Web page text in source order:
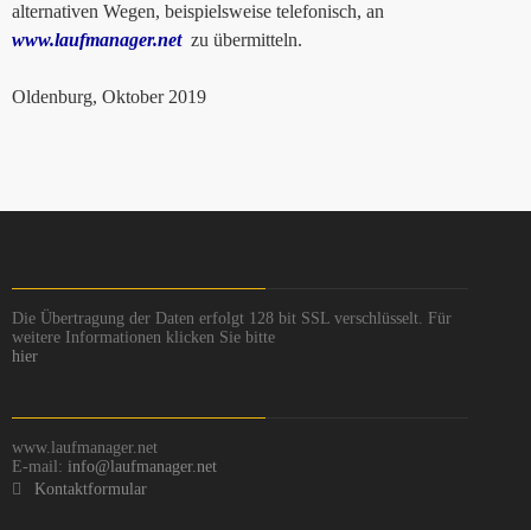
alternativen Wegen, beispielsweise telefonisch, an
www.laufmanager.netzu übermitteln.
Oldenburg, Oktober 2019
Die Übertragung der Daten erfolgt 128 bit SSL verschlüsselt. Für
weitere Informationen klicken Sie bitte
hier
www.laufmanager.net
E-mail: info@laufmanager.net
Kontaktformular